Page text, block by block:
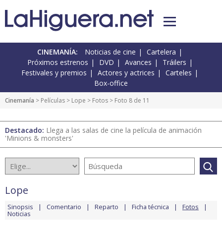
CINEMANÍA: Noticias de cine
Cartelera
Próximos estrenos
DVD Avances
Tráilers
Festivales y premios
Actores y actrices
Carteles
Box-office
Cinemanía > Películas > Lope > Fotos > Foto 8 de 11
Destacado: Llega a las salas de cine la película de animación
'Minions & monsters'
Lope
Sinopsis Comentario Reparto Ficha técnica Fotos
Noticias